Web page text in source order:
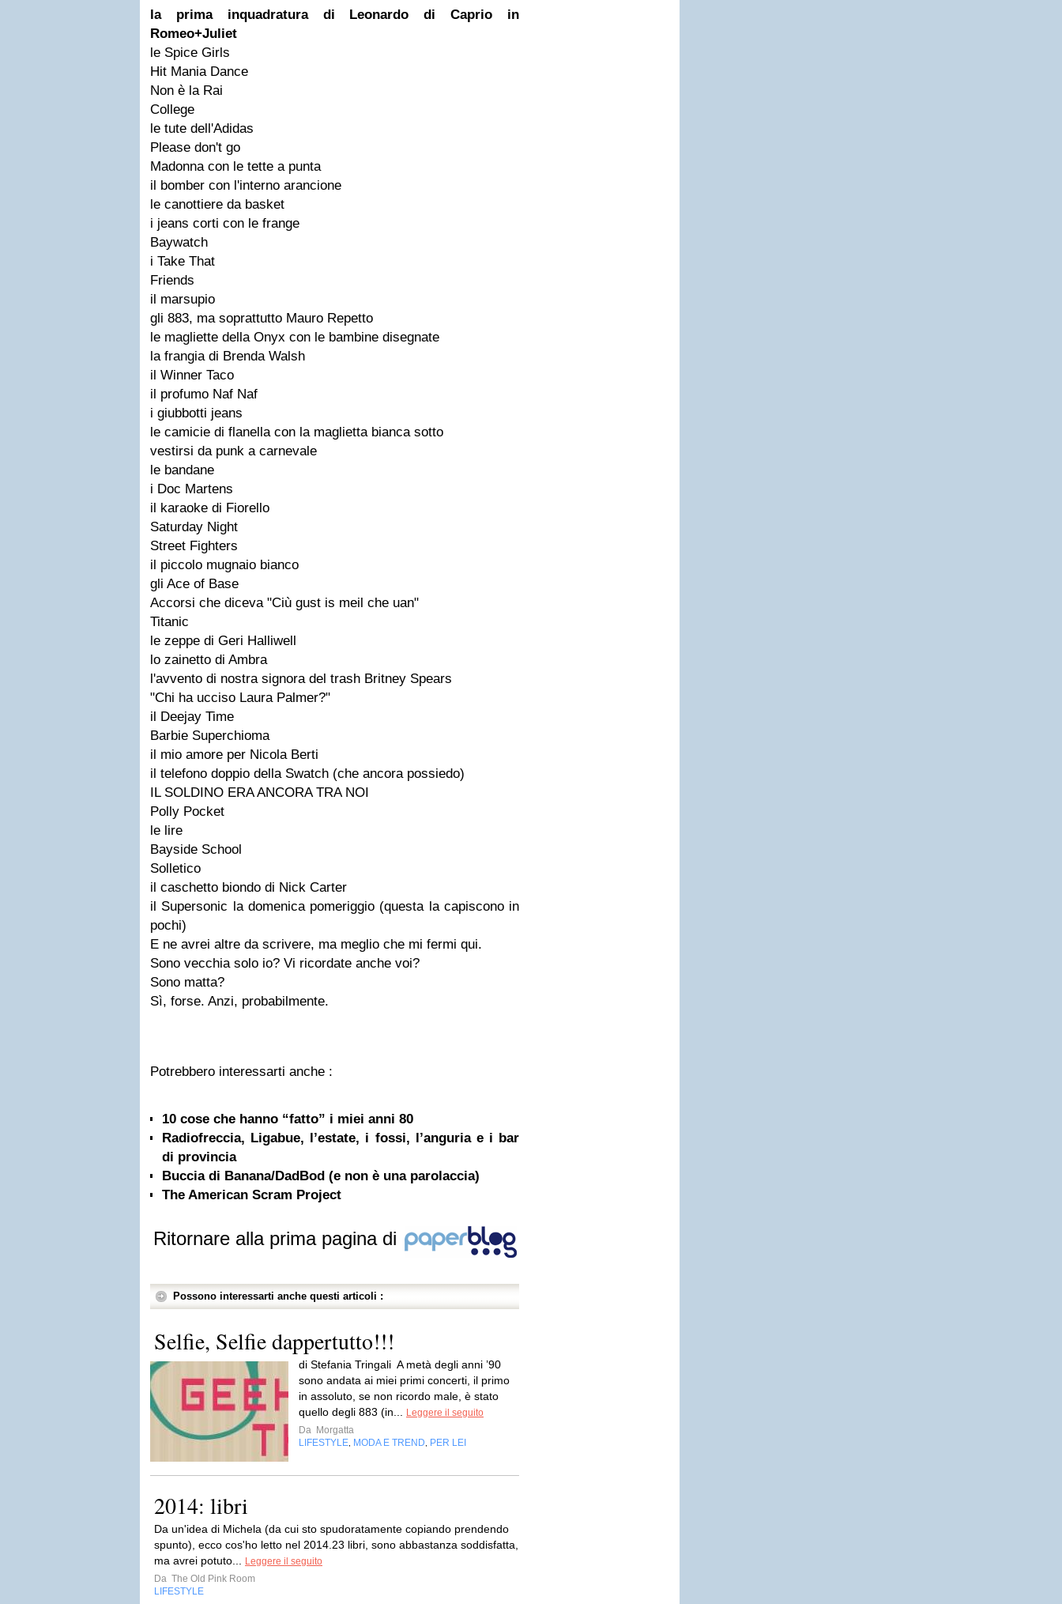
la prima inquadratura di Leonardo di Caprio in
Romeo+Juliet
le Spice Girls
Hit Mania Dance
Non è la Rai
College
le tute dell'Adidas
Please don't go
Madonna con le tette a punta
il bomber con l'interno arancione
le canottiere da basket
i jeans corti con le frange
Baywatch
i Take That
Friends
il marsupio
gli 883, ma soprattutto Mauro Repetto
le magliette della Onyx con le bambine disegnate
la frangia di Brenda Walsh
il Winner Taco
il profumo Naf Naf
i giubbotti jeans
le camicie di flanella con la maglietta bianca sotto
vestirsi da punk a carnevale
le bandane
i Doc Martens
il karaoke di Fiorello
Saturday Night
Street Fighters
il piccolo mugnaio bianco
gli Ace of Base
Accorsi che diceva "Ciù gust is meil che uan"
Titanic
le zeppe di Geri Halliwell
lo zainetto di Ambra
l'avvento di nostra signora del trash Britney Spears
"Chi ha ucciso Laura Palmer?"
il Deejay Time
Barbie Superchioma
il mio amore per Nicola Berti
il telefono doppio della Swatch (che ancora possiedo)
IL SOLDINO ERA ANCORA TRA NOI
Polly Pocket
le lire
Bayside School
Solletico
il caschetto biondo di Nick Carter
il Supersonic la domenica pomeriggio (questa la capiscono in
pochi)
E ne avrei altre da scrivere, ma meglio che mi fermi qui.
Sono vecchia solo io? Vi ricordate anche voi?
Sono matta?
Sì, forse. Anzi, probabilmente.
Potrebbero interessarti anche :
10 cose che hanno “fatto” i miei anni 80
Radiofreccia, Ligabue, l’estate, i fossi, l’anguria e i bar
di provincia
Buccia di Banana/DadBod (e non è una parolaccia)
The American Scram Project
Ritornare alla prima pagina di
Possono interessarti anche questi articoli :
Selfie, Selfie dappertutto!!!
di Stefania Tringali A metà degli anni ’90
sono andata ai miei primi concerti, il primo
in assoluto, se non ricordo male, è stato
quello degli 883 (in...
Leggere il seguito
Da Morgatta
LIFESTYLE MODA E TREND PER LEI
2014: libri
Da un'idea di Michela (da cui sto spudoratamente copiando prendendo
spunto), ecco cos'ho letto nel 2014.23 libri, sono abbastanza soddisfatta,
ma avrei potuto...
Leggere il seguito
Da The Old Pink Room
LIFESTYLE